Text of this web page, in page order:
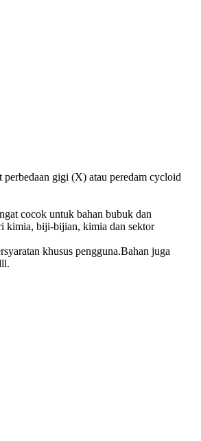
gigi (X) atau peredam cycloid
cocok untuk bahan bubuk dan
kimia, biji-bijian, kimia dan sektor
khusus pengguna.Bahan juga